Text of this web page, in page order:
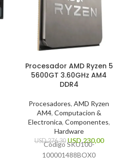
Procesador AMD Ryzen 5
5600GT 3.60GHz AM4
DDR4
Procesadores, AMD Ryzen
AM4, Computacion &
Electronica, Componentes,
Hardware
USD276,30 USD230,00
Código SKU100-
100001488BOX0